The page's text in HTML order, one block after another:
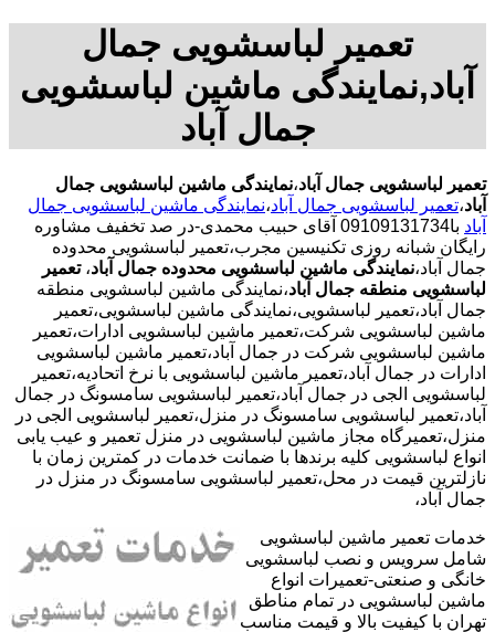
تعمیر لباسشویی جمال
آباد,نمایندگی ماشین لباسشویی
جمال آباد
تعمیر لباسشویی جمال آباد،نمایندگی ماشین لباسشویی جمال
آباد،تعمیر لباسشویی جمال آباد،نمایندگی ماشین لباسشویی جمال
آباد
با09109131734 آقای حبیب محمدی-در صد تخفیف مشاوره
رایگان شبانه روزی تکنیسین مجرب،تعمیر لباسشویی محدوده
جمال آباد،نمایندگی ماشین لباسشویی محدوده جمال آباد، تعمیر
لباسشویی منطقه جمال آباد،نمایندگی ماشین لباسشویی منطقه
جمال آباد،تعمیر لباسشویی،نمایندگی ماشین لباسشویی،تعمیر
ماشین لباسشویی شرکت،تعمیر ماشین لباسشویی ادارات،تعمیر
ماشین لباسشویی شرکت در جمال آباد،تعمیر ماشین لباسشویی
ادارات در جمال آباد،تعمیر ماشین لباسشویی با نرخ اتحادیه،تعمیر
لباسشویی الجی در جمال آباد،تعمیر لباسشویی سامسونگ در جمال
آباد،تعمیر لباسشویی سامسونگ در منزل،تعمیر لباسشویی الجی در
منزل،تعمیرگاه مجاز ماشین لباسشویی در منزل تعمیر و عیب یابی
انواع لباسشویی کلیه برندها با ضمانت خدمات در کمترین زمان با
نازلترین قیمت در محل،تعمیر لباسشویی سامسونگ در منزل در
جمال آباد،
خدمات تعمیر ماشین لباسشویی
شامل سرویس و نصب لباسشویی
خانگی و صنعتی-تعمیرات انواع
ماشین لباسشویی در تمام مناطق
تهران با کیفیت بالا و قیمت مناسب